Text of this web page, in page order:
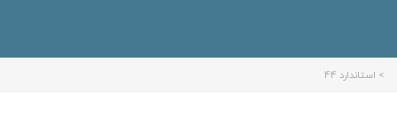
> استاندارد 44